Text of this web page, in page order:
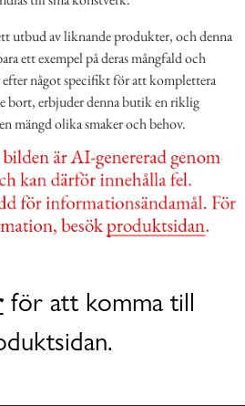
utbud av liknande produkter, och denna
ett exempel på deras mångfald och
efter något specifikt för att komplettera
bort, erbjuder denna butik en riklig
mängd olika smaker och behov.
för att komma till